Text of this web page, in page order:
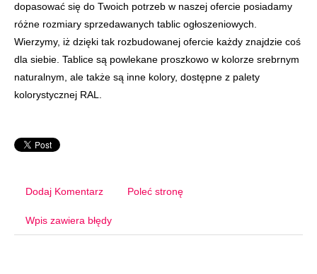
dopasować się do Twoich potrzeb w naszej ofercie posiadamy
różne rozmiary sprzedawanych tablic ogłoszeniowych.
Wierzymy, iż dzięki tak rozbudowanej ofercie każdy znajdzie coś
dla siebie. Tablice są powlekane proszkowo w kolorze srebrnym
naturalnym, ale także są inne kolory, dostępne z palety
kolorystycznej RAL.
Dodaj Komentarz Poleć stronę
Wpis zawiera błędy